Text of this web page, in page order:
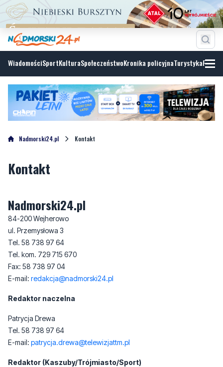
WiadomościSportKulturaSpołeczeństwoKronika policyjnaTurystyka
Nadmorski24.pl Kontakt
Kontakt
Nadmorski24.pl
84-200 Wejherowo
ul. Przemysłowa 3
Tel. 58 738 97 64
Tel. kom. 729 715 670
Fax: 58 738 97 04
E-mail: redakcja@nadmorski24.pl
Redaktor naczelna
Patrycja Drewa
Tel. 58 738 97 64
E-mail: patrycja.drewa@telewizjattm.pl
Redaktor (Kaszuby/Trójmiasto/Sport)